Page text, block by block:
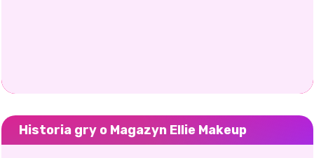
Historia gry o Magazyn Ellie Makeup